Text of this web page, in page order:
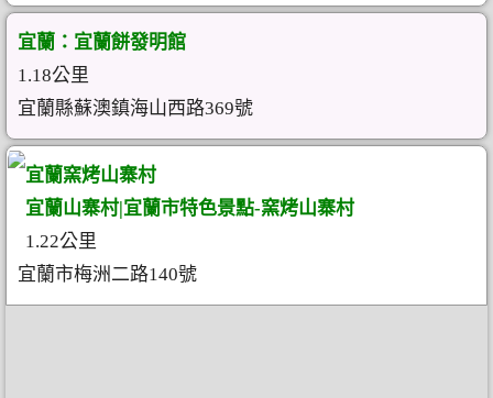
宜蘭：宜蘭餅發明館
1.18公里
宜蘭縣蘇澳鎮海山西路369號
宜蘭窯烤山寨村
宜蘭山寨村|宜蘭市特色景點-窯烤山寨村
1.22公里
宜蘭市梅洲二路140號